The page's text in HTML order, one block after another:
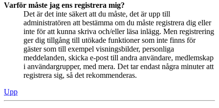
Varför måste jag ens registrera mig?
Det är det inte säkert att du måste, det är upp till
administratören att bestämma om du måste registrera dig eller
inte för att kunna skriva och/eller läsa inlägg. Men registrering
ger dig tillgång till utökade funktioner som inte finns för
gäster som till exempel visningsbilder, personliga
meddelanden, skicka e-post till andra användare, medlemskap
i användargrupper, med mera. Det tar endast några minuter att
registrera sig, så det rekommenderas.
Upp